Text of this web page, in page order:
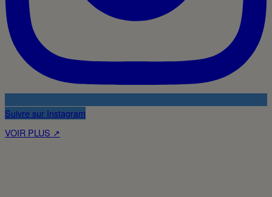
Suivre sur Instagram
VOIR PLUS ↗